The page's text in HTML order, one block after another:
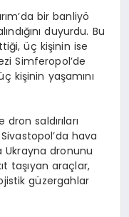
bir banliyö
duyurdu. Bu
üç kişinin ise
Simferopol’de
kişinin yaşamını
saldırıları
hava
Ukrayna dronunu
taşıyan araçlar,
güzergahlar